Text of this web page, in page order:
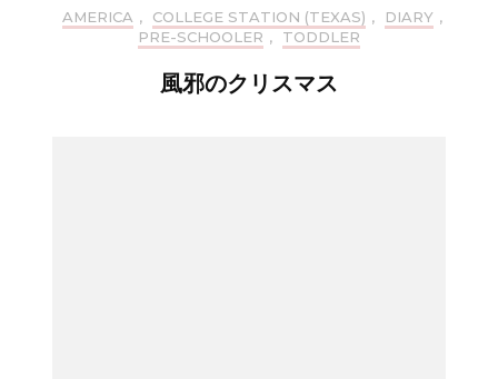
AMERICA , COLLEGE STATION (TEXAS) , DIARY ,
PRE-SCHOOLER , TODDLER
風邪のクリスマス